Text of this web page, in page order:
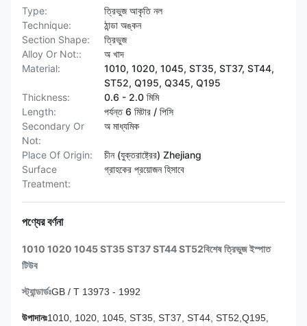
Type:
ত্রিভুজ আকৃতি নল
Technique:
ঠান্ডা অঙ্কন
Section Shape:
ত্রিভুজ
Alloy Or Not::
অ খাদ
Material:
1010, 1020, 1045, ST35, ST37, ST44,
ST52, Q195, Q345, Q195
Thickness:
0.6 - 2.0 মিমি
Length:
পর্যন্ত 6 মিটার / পিসি
Secondary Or
Not:
অ মাধ্যমিক
Place Of Origin:
চীন (যুক্তরাষ্ট্রের) Zhejiang
Surface
Treatment:
গ্রাহকের প্রয়োজন হিসাবে
পণ্যের বর্ণনা
1010 1020 1045 ST35 ST37 ST44 ST52বিশেষ ত্রিভুজ ইস্পাত
টিউব
স্ট্যান্ডার্ডঃGB / T 13973 - 1992
উপাদানঃ1010, 1020, 1045, ST35, ST37, ST44, ST52,Q195,